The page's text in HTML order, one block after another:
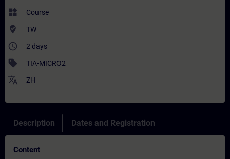
widgets Course
where_to_vote TW
access_time 2 days
sell TIA-MICRO2
translate ZH
Description Dates and Registration
Content